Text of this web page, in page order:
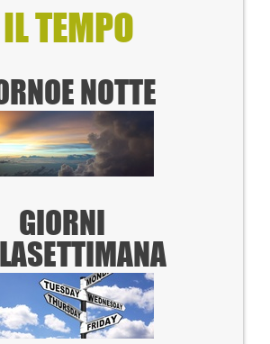
IL TEMPO
E NOTTE
GIORNI
SETTIMANA